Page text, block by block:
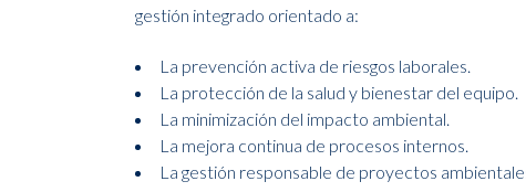
gestión integrado orientado a:
La prevención activa de riesgos laborales.
La protección de la salud y bienestar del equipo.
La minimización del impacto ambiental.
La mejora continua de procesos internos.
La gestión responsable de proyectos